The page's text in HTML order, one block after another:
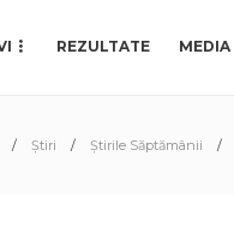
REZULTATE MEDIA
Știri Știrile Săptămânii